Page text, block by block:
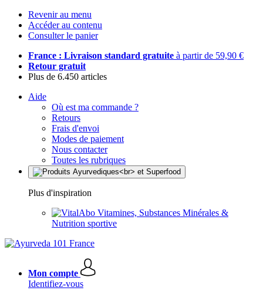
Revenir au menu
Accéder au contenu
Consulter le panier
France : Livraison standard gratuite à partir de 59,90 €
Retour gratuit
Plus de 6.450 articles
Aide
Où est ma commande ?
Retours
Frais d'envoi
Modes de paiement
Nous contacter
Toutes les rubriques
Plus d'inspiration
Vitamines, Substances Minérales &
Nutrition sportive
Mon compte
Identifiez-vous